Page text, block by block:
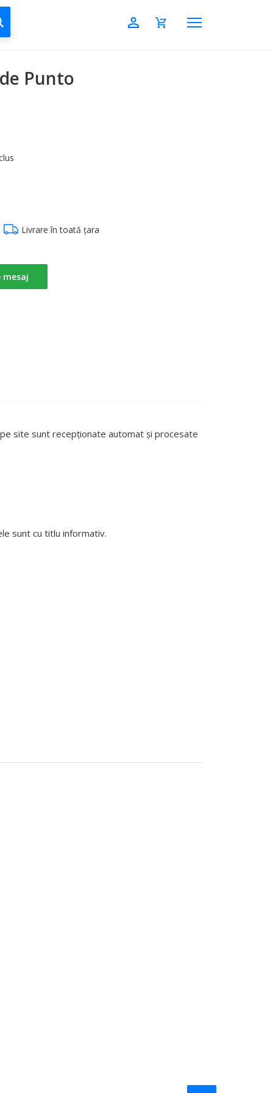
CAUTĂ
Punto
Livrare în toată țara
site sunt recepționate automat și procesate
sunt cu titlu informativ.